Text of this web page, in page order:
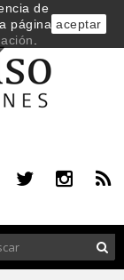
de
página aceptar